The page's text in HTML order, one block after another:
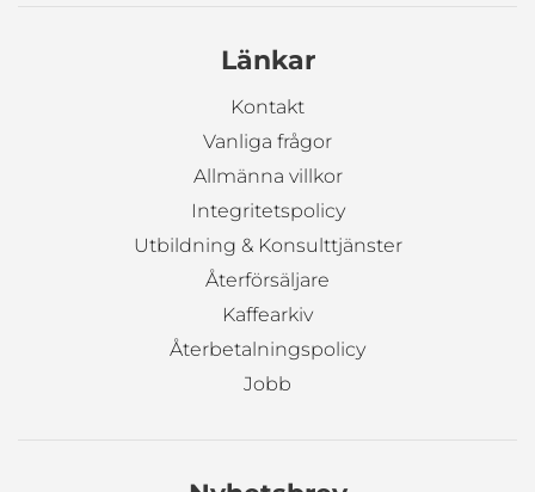
Länkar
Kontakt
Vanliga frågor
Allmänna villkor
Integritetspolicy
Utbildning & Konsulttjänster
Återförsäljare
Kaffearkiv
Återbetalningspolicy
Jobb